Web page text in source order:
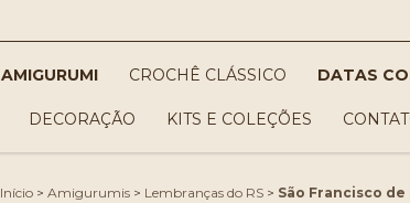
AMIGURUMI CROCHÊ CLÁSSICO DATAS
DECORAÇÃO KITS E COLEÇÕES
Início > Amigurumis > Lembranças do RS > São Francisco